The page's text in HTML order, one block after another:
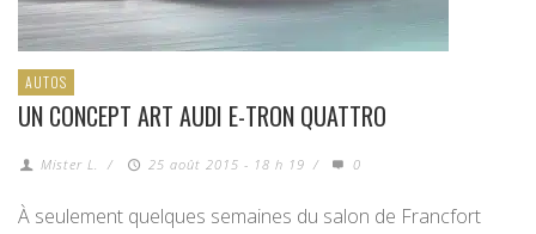
AUTOS
UN CONCEPT ART AUDI E-TRON QUATTRO
Mister L. / 25 août 2015 - 18 h 19 / 0
À seulement quelques semaines du salon de Francfort